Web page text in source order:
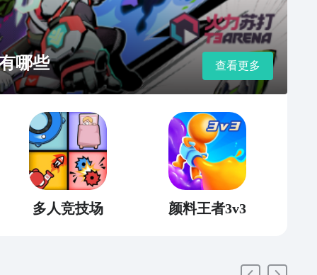
哪些 查看更多
多人竞技场 颜料王者3v3